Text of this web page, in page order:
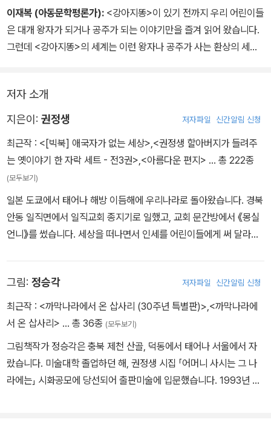
하는 점잖은 말로 다시 말을 돌려야만 체면이 설 만큼 불경스러운 천
덕꾸러기 대접을 받는 것이 바로 똥이다. 그러할진대, 똥을 언감생심
도도한 '문학 작품의 주인공' 운운이 또 무엇인가?
의 대명사인 '개똥'을 아름답고 감동적인 이야기의 주인공으로 당당히
볼품없는 시골 똥강아지가 길가에 아무렇게나 누어 놓은 강아지 똥
은, 자신이 누구 하나 거들떠보지 않는 더럽고 냄새나는 똥이라는 사
실을 깨닫고 슬퍼한다. 그러나 막 싹을 틔운 민들레를 만나 '아름다운
꽃을 피우기 위해 네가 필요하다'는 말을 듣고는 기뻐하며 제 온몸을
녹여 거름이 되어주니, 그 희생과 노력의 결실로 아름다운 꽃이 피어
난다.
'강아지 똥'은 '아무리 더럽고 하찮은 것, 누구도 거들떠보지 않는 버
다'는 본연의 주제 의식만으로도 빛나는 동화다. 가장 하찮은 것에서
가장 고귀한 가치를 발견하는 감동만큼 극적인 것이 또 있으랴!
을 내 본다. 먹는 자는 누구나 싸는 것이 똥이요, 먹는 것만큼 중요한
것이 똥이거늘, 제가 눈 똥을 그 색깔도 확인하기 전에 누름쇠 하나 간
단히 눌러 하수관 저 멀리 어디인지도 모를 곳으로 보내버리는 이 무
례한 문명의 시대에, 자연에서 난 생명을 먹고 삭여 눈 똥을 다시 자연
으로 돌려보내 생명으로 다시 태어나게 하는, '순환과 상생의 생태적
이재복 (아동문학평론가): <강아지똥>이 있기 전까지 우리 어린이들
은 대개 왕자가 되거나 공주가 되는 이야기만을 즐겨 읽어 왔습니다.
그런데 <강아지똥>의 세계는 이런 왕자나 공주가 사는 환상의 세계
지금까지 아동 문학을 하는 사람들은 어린이들에게 꿈을 심어 준다면
서 어딘지 현실과 동떨어진 환상의 세계만을 보여 주었는데, 권정생
이지만 그 곳에도 왕자나 공주 못지 않게 따뜻한 영혼을 간직한 수많
은 존재들이 살고 있다는 사실을 어린이들에게 보여 준 것입니다.
<강아지똥>이 우리 동화 문학에 혁명을 가져 온 작품이라고 하는 이
유가 여기에 있는 것이지요. <강아지똥>은 읽으면 읽을수록 뭔가 우
리 토종의 맛이 납니다. 구수한 된장찌개 냄새가 납니다. 우리나라 아
들을 위한 그림책으로 새롭게 태어났습니다. 그림책 《강아지똥》은 깊
은 감동과 함께 보는 즐거움도 줄 것입니다.
저자 소개
지은이: 권정생 저자파일 신간알림 신청
최근작 : <[빅북] 애국자가 없는 세상>,<권정생 할아버지가 들려주
는 옛이야기 한 자락 세트 - 전3권>,<아름다운 편지> … 총 222종
(모두보기)
일본 도쿄에서 태어나 해방 이듬해에 우리나라로 돌아왔습니다. 경북
안동 일직면에서 일직교회 종지기로 일했고, 교회 문간방에서 《몽실
언니》를 썼습니다. 세상을 떠나면서 인세를 어린이들에게 써 달라는
무밭 달님》《바닷가 아이들》《점득이네》《하느님의 눈물》《밥데기 죽
데기》들처럼 많은 어린이 책과, 소설《한티재 하늘》, 시집《어머니 사
시는 그 나라에는》들을 썼습니다. 권정생어린이문화재단 누리집(htt
시 ‘애국자가 없는 세상’은 권정생 산문집 《우리들의 하느님》 (녹색평
론사, 2008)에 실려 있습니다.
그림: 정승각 저자파일 신간알림 신청
최근작 : <까막나라에서 온 삽사리 (30주년 특별판)>,<까막나라에
서 온 삽사리> … 총 36종 (모두보기)
그림책작가 정승각은 충북 제천 산골, 덕동에서 태어나 서울에서 자
랐습니다. 미술대학 졸업하던 해, 권정생 시집 「어머니 사시는 그 나
라에는」 시화공모에 당선되어 출판미술에 입문했습니다. 1993년 초